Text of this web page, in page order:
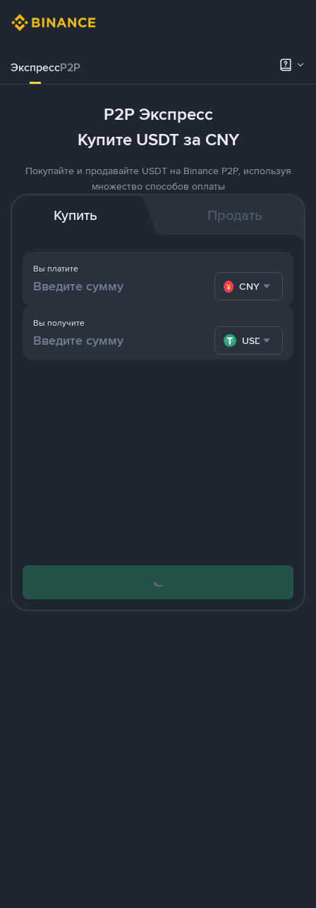
ЭкспрессP2P
P2P Экспресс
Купите USDT за CNY
Покупайте и продавайте USDT на Binance P2P, используя
множество способов оплаты
Купить Продать
Вы платите
CNY
Вы получите
USDT